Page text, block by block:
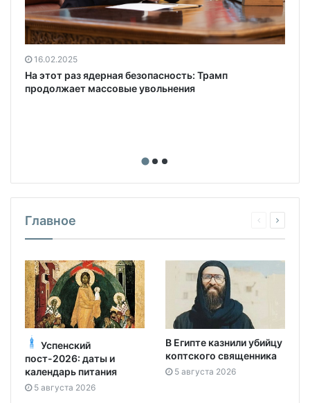
16.02.2025
На этот раз ядерная безопасность: Трамп
продолжает массовые увольнения
Главное
Успенский
пост-2026: даты и
календарь питания
5 августа 2026
В Египте казнили убийцу
коптского священника
5 августа 2026